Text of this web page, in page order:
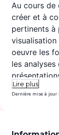
Au cours de
créer et à
pertinents à
oeuvre les
les
Lire plus
Dernière mise à jour